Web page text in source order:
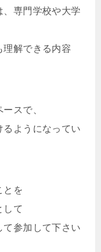
、専門学校や大学
理解できる内容
スで、
るようになってい
とを
して
参加して下さい